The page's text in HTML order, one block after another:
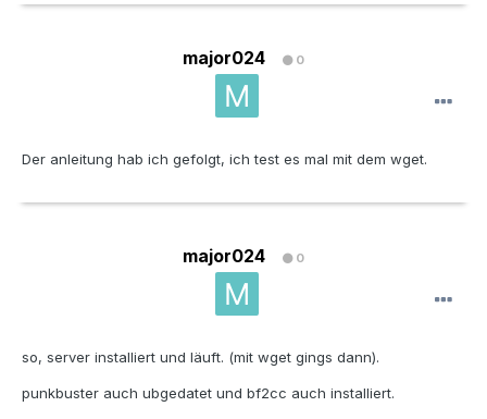
major024 0
Der anleitung hab ich gefolgt, ich test es mal mit dem wget.
major024 0
so, server installiert und läuft. (mit wget gings dann).
punkbuster auch ubgedatet und bf2cc auch installiert.